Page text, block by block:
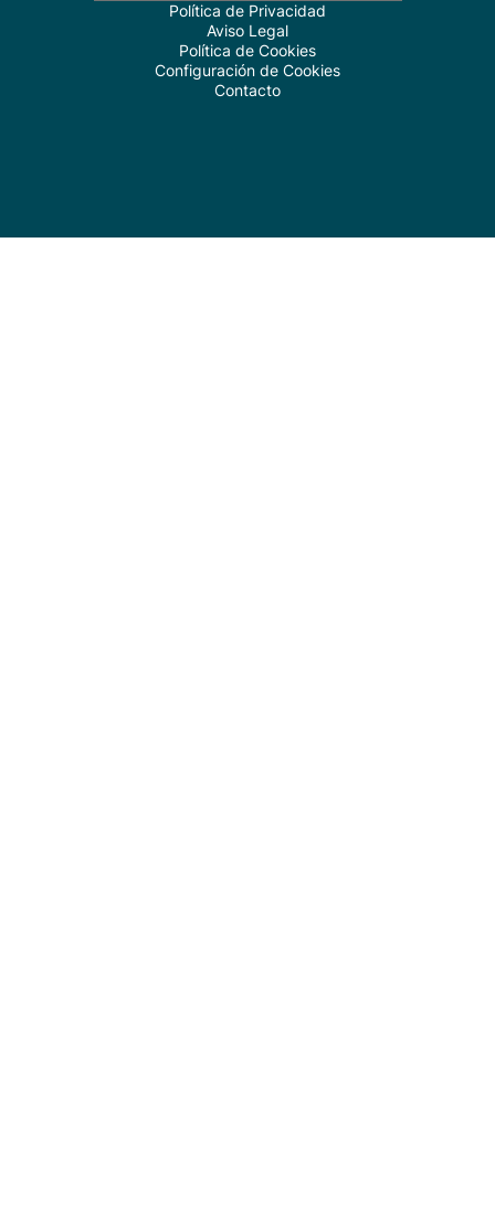
Política de Privacidad
Aviso Legal
Política de Cookies
Configuración de Cookies
Contacto